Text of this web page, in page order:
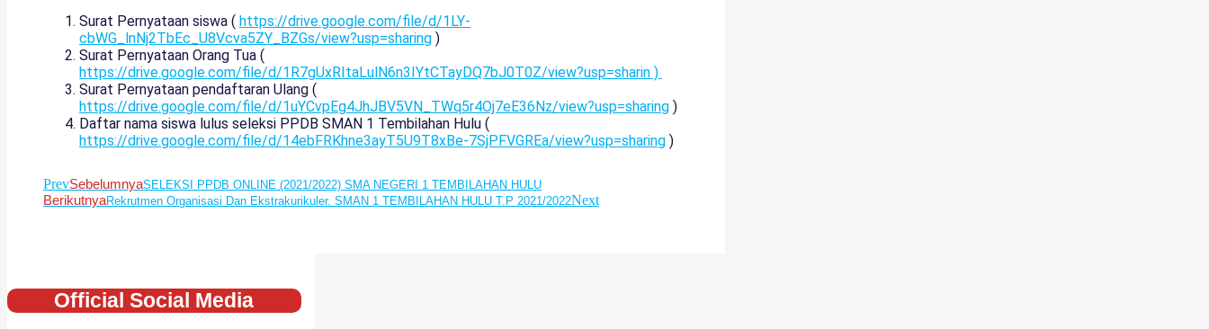
Surat Pernyataan siswa ( https://drive.google.com/file/d/1LY-
cbWG_lnNj2TbEc_U8Vcva5ZY_BZGs/view?usp=sharing )
Surat Pernyataan Orang Tua (
https://drive.google.com/file/d/1R7gUxRItaLulN6n3IYtCTayDQ7bJ0T0Z/view?usp=sharin )
Surat Pernyataan pendaftaran Ulang (
https://drive.google.com/file/d/1uYCvpEg4JhJBV5VN_TWq5r4Oj7eE36Nz/view?usp=sharing )
Daftar nama siswa lulus seleksi PPDB SMAN 1 Tembilahan Hulu (
https://drive.google.com/file/d/14ebFRKhne3ayT5U9T8xBe-7SjPFVGREa/view?usp=sharing )
PrevSebelumnyaSELEKSI PPDB ONLINE (2021/2022) SMA NEGERI 1 TEMBILAHAN HULU
BerikutnyaRekrutmen Organisasi Dan Ekstrakurikuler. SMAN 1 TEMBILAHAN HULU T.P 2021/2022Next
Official Social Media